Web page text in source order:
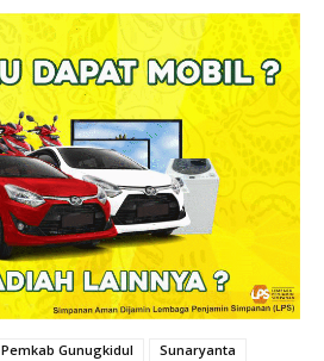
Pemkab Gunugkidul Sunaryanta